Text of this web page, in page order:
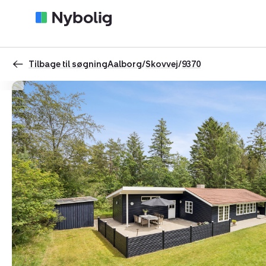
Tilbage til søgningAalborg/Skovvej/9370